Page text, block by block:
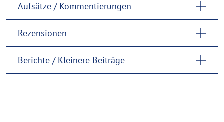
Aufsätze / Kommentierungen
Rezensionen
Berichte / Kleinere Beiträge